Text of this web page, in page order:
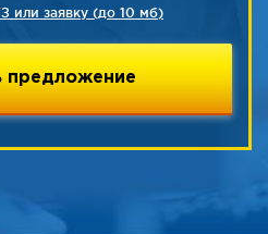
или заявку (до 10 мб)